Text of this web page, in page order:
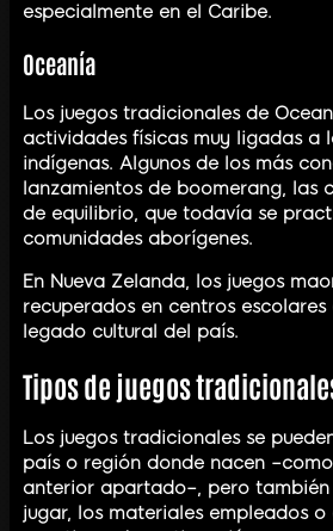
especialmente en el Caribe.
Oceanía
Los juegos tradicionales de
actividades físicas muy ligadas a
indígenas. Algunos de los más
lanzamientos de boomerang, las
de equilibrio, que todavía se
comunidades aborígenes.
En Nueva Zelanda, los juegos
recuperados en centros
legado cultural del país.
Tipos de juegos
Los juegos tradicionales se
país o región donde nacen
anterior apartado–, pero también
jugar, los materiales empleados